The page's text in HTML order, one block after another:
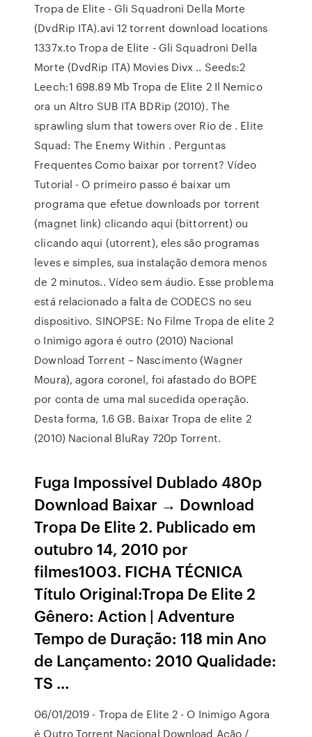
Tropa de Elite - Gli Squadroni Della Morte
(DvdRip ITA).avi 12 torrent download locations
1337x.to Tropa de Elite - Gli Squadroni Della
Morte (DvdRip ITA) Movies Divx .. Seeds:2
Leech:1 698.89 Mb Tropa de Elite 2 Il Nemico
ora un Altro SUB ITA BDRip (2010). The
sprawling slum that towers over Rio de . Elite
Squad: The Enemy Within . Perguntas
Frequentes Como baixar por torrent? Vídeo
Tutorial - O primeiro passo é baixar um
programa que efetue downloads por torrent
(magnet link) clicando aqui (bittorrent) ou
clicando aqui (utorrent), eles são programas
leves e simples, sua instalação demora menos
de 2 minutos.. Vídeo sem áudio. Esse problema
está relacionado a falta de CODECS no seu
dispositivo. SINOPSE: No Filme Tropa de elite 2
o Inimigo agora é outro (2010) Nacional
Download Torrent – Nascimento (Wagner
Moura), agora coronel, foi afastado do BOPE
por conta de uma mal sucedida operação.
Desta forma, 1.6 GB. Baixar Tropa de elite 2
(2010) Nacional BluRay 720p Torrent.
Fuga Impossível Dublado 480p
Download Baixar → Download
Tropa De Elite 2. Publicado em
outubro 14, 2010 por
filmes1003. FICHA TÉCNICA
Título Original:Tropa De Elite 2
Gênero: Action | Adventure
Tempo de Duração: 118 min Ano
de Lançamento: 2010 Qualidade:
TS …
06/01/2019 - Tropa de Elite 2 - O Inimigo Agora
é Outro Torrent Nacional Download Ação /